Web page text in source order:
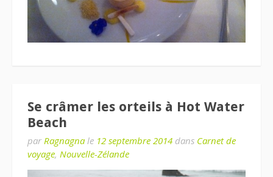
Se crâmer les orteils à Hot Water
Beach
par Ragnagna le 12 septembre 2014 dans Carnet de
voyage, Nouvelle-Zélande